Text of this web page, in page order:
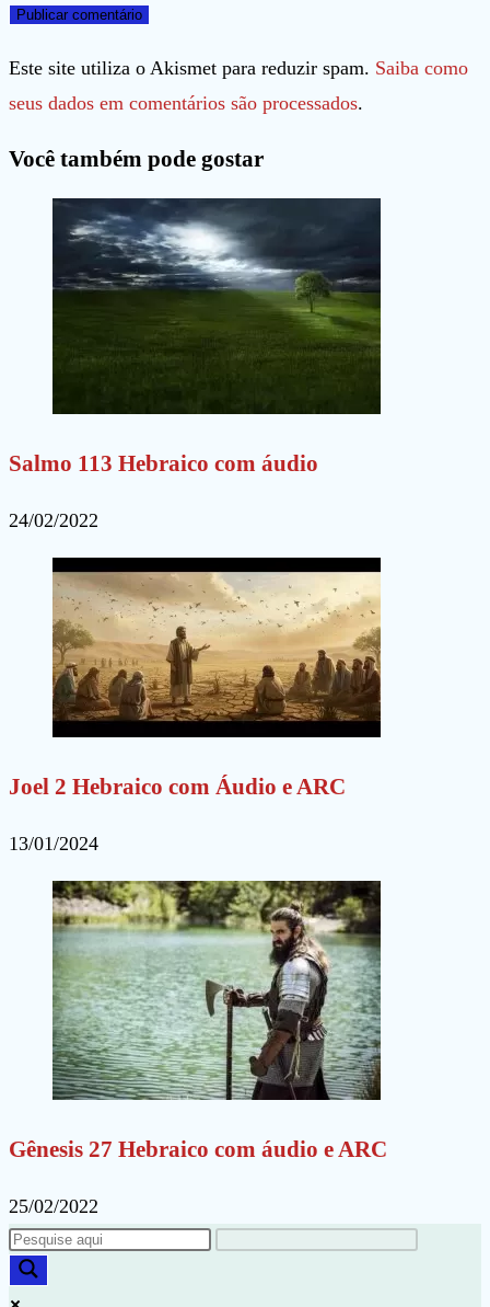
nome
de
usuário
comentar
de
e-
mail
comentar
URL
do
seu
(opcional)
Este site utiliza o Akismet para reduzir spam. Saiba como
seus dados em comentários são processados.
Você também pode gostar
Salmo 113 Hebraico com áudio
24/02/2022
Joel 2 Hebraico com Áudio e ARC
13/01/2024
Gênesis 27 Hebraico com áudio e ARC
25/02/2022